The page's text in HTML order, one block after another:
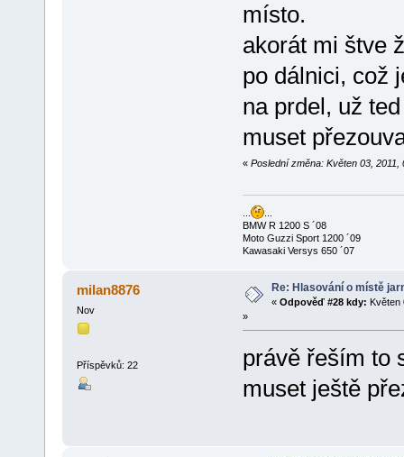
místo.
akorát mi štve
po dálnici, což
na prdel, už
muset
« Poslední změna: Květen 03,
...
BMW R 1200 S ´08
Moto Guzzi Sport 1200 ´09
Kawasaki Versys 650 ´07
milan8876
Nov
Příspěvků: 22
Re: Hlasování o místě
« Odpověď #28 kdy: Květen
»
právě řeším to
muset ještě